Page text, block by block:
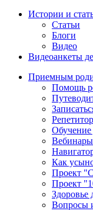
Истории и
Статьи
Блоги
Видео
Видеоанкеты
Приемным
Помощь
Обучение
Как
Проект
Проект
Здоровье
Вопросы